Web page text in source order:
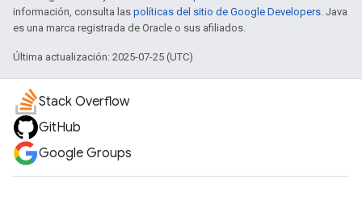
información, consulta las políticas del sitio de Google Developers. Java
es una marca registrada de Oracle o sus afiliados.
Última actualización: 2025-07-25 (UTC)
Stack Overflow
GitHub
Google Groups